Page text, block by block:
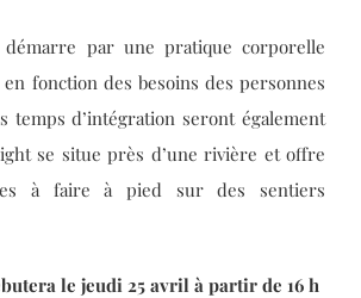
démarre par une pratique corporelle
en fonction des besoins des personnes
temps d’intégration seront également
se situe près d’une rivière et offre
à faire à pied sur des sentiers
le jeudi 25 avril à partir de 16 h